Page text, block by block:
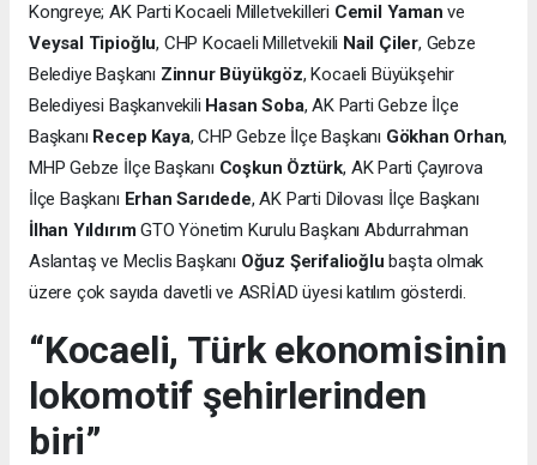
Kongreye; AK Parti Kocaeli Milletvekilleri Cemil Yaman ve
Veysal Tipioğlu, CHP Kocaeli Milletvekili Nail Çiler, Gebze
Belediye Başkanı Zinnur Büyükgöz, Kocaeli Büyükşehir
Belediyesi Başkanvekili Hasan Soba, AK Parti Gebze İlçe
Başkanı Recep Kaya, CHP Gebze İlçe Başkanı Gökhan Orhan,
MHP Gebze İlçe Başkanı Coşkun Öztürk, AK Parti Çayırova
İlçe Başkanı Erhan Sarıdede, AK Parti Dilovası İlçe Başkanı
İlhan YıldırımGTO Yönetim Kurulu Başkanı Abdurrahman
Aslantaş ve Meclis Başkanı Oğuz Şerifalioğlu başta olmak
üzere çok sayıda davetli ve ASRİAD üyesi katılım gösterdi.
“Kocaeli, Türk ekonomisinin
lokomotif şehirlerinden
biri”